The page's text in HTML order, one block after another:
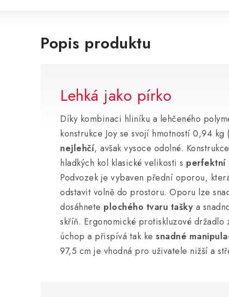
Popis produktu
Lehká jako pírko
Díky kombinaci hliníku a lehčeného
konstrukce Joy se svojí hmotností 0,94 kg
nejlehčí, avšak vysoce odolné.
hladkých kol klasické velikosti s perfektní
Podvozek je vybaven přední oporou,
odstavit volně do prostoru. Oporu lze
dosáhnete plochého tvaru tašky a
skříň. Ergonomické protiskluzové
úchop a přispívá tak ke snadné
97,5 cm je vhodná pro uživatele nižší a